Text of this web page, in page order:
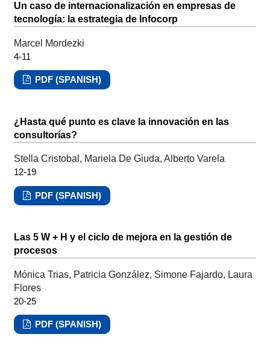
Un caso de internacionalización en empresas de
tecnología: la estrategia de Infocorp
Marcel Mordezki
4-11
PDF (SPANISH)
¿Hasta qué punto es clave la innovación en las
consultorías?
Stella Cristobal, Mariela De Giuda, Alberto Varela
12-19
PDF (SPANISH)
Las 5 W + H y el ciclo de mejora en la gestión de
procesos
Mónica Trias, Patricia González, Simone Fajardo, Laura
Flores
20-25
PDF (SPANISH)